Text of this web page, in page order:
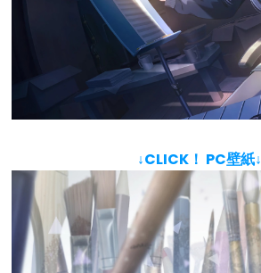
↓CLICK！ PC壁紙↓